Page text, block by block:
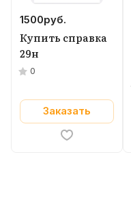
1500руб.
Купить справка
29н
0
Заказать